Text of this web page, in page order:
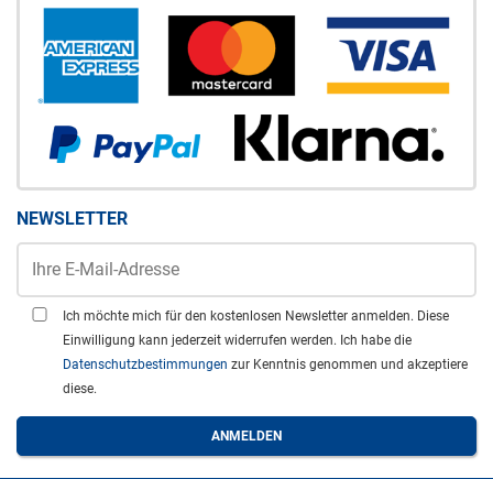
NEWSLETTER
Ich möchte mich für den kostenlosen Newsletter anmelden. Diese
Einwilligung kann jederzeit widerrufen werden. Ich habe die
Datenschutzbestimmungen zur Kenntnis genommen und akzeptiere
diese.